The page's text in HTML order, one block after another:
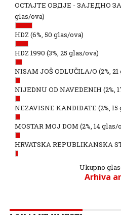
ОСТАЈТЕ ОВДЈЕ - ЗАЈЕДНО
glas/ova)
HDZ (6%, 50 glas/ova)
HDZ 1990 (3%, 25 glas/ova)
NISAM JOŠ ODLUČILA/O (2%,
NIJEDNU OD NAVEDENIH (2%,
NEZAVISNE KANDIDATE (2%,
MOSTAR MOJ DOM (2%, 14 glas/
HRVATSKA REPUBLIKANSKA
Ukupno
Arhiva